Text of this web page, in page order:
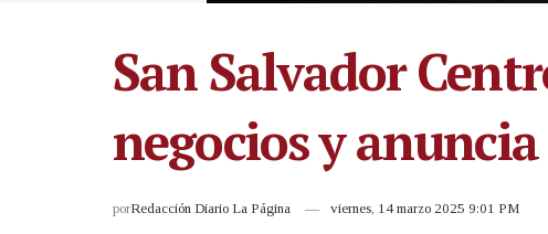
San Salvador
negocios y
porRedacción Diario La Página viernes, 14 marzo 2025 9:01 PM